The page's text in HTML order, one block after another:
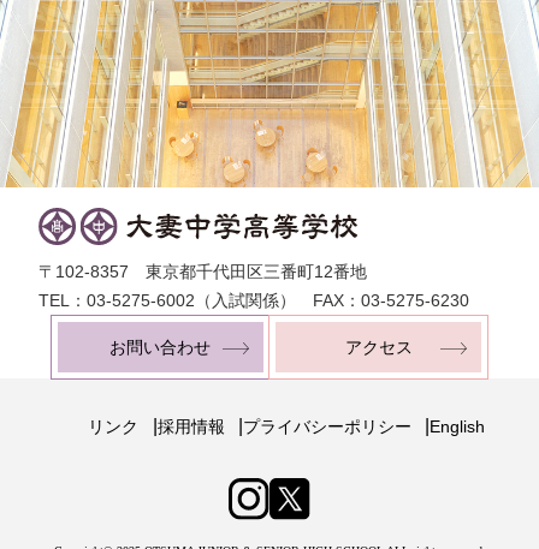
〒102-8357 東京都千代田区三番町12番地
TEL：03-5275-6002（入試関係） FAX：03-5275-6230
リンク 採用情報 プライバシーポリシー English
お問い合わせ アクセス